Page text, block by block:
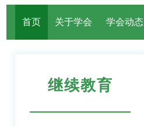
首页 关于学会 学会动态
继续教育